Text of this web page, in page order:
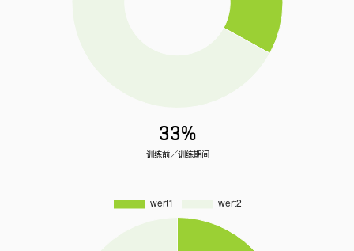
33%
训练前／训练期间